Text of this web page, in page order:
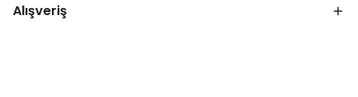
Alışveriş